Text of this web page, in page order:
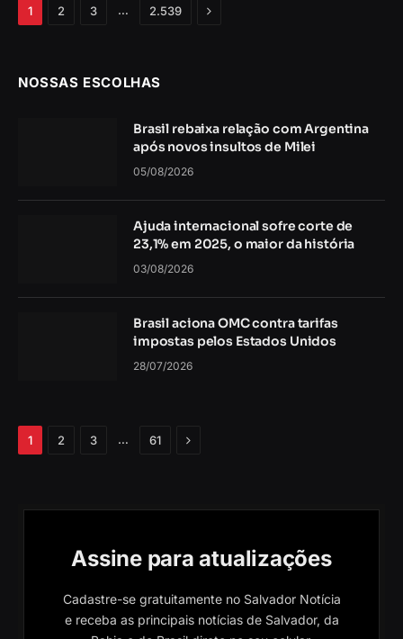
1 2 3 … 2.539 Próximo
NOSSAS ESCOLHAS
Brasil rebaixa relação com Argentina
após novos insultos de Milei
05/08/2026
Ajuda internacional sofre corte de
23,1% em 2025, o maior da história
03/08/2026
Brasil aciona OMC contra tarifas
impostas pelos Estados Unidos
28/07/2026
1 2 3 … 61 Próximo
Assine para atualizações
Cadastre-se gratuitamente no Salvador Notícia
e receba as principais notícias de Salvador, da